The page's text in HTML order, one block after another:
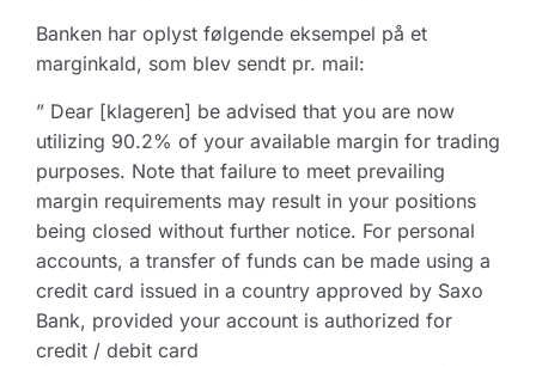
Banken har oplyst følgende eksempel på et
marginkald, som blev sendt pr. mail:
” Dear [klageren] be advised that you are now
utilizing 90.2% of your available margin for trading
purposes. Note that failure to meet prevailing
margin requirements may result in your positions
being closed without further notice. For personal
accounts, a transfer of funds can be made using a
credit card issued in a country approved by Saxo
Bank, provided your account is authorized for
credit / debit card